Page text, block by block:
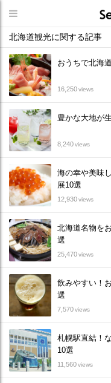
北海道観光に関する記事
おうちで北海
16,250views
豊かな大地が
8,240views
海の幸や美味
展10選
12,930views
北海道名物を
選
25,470views
飲みやすい！
選
7,570views
札幌駅直結！
10選
11,560views